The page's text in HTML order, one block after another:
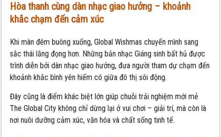
Hòa thanh cùng dàn nhạc giao hưởng – khoảnh
khắc chạm đến cảm xúc
Khi màn đêm buông xuống, Global Wishmas chuyển mình sang
sắc thái lắng đọng hơn. Những bản nhạc Giáng sinh bất hủ được
trình diễn bởi dàn nhạc giao hưởng, đưa người tham dự chạm đến
khoảnh khắc bình yên hiếm có giữa đô thị sôi động.
Đây cũng là điểm khác biệt lớn giúp chuỗi trải nghiệm mới mẻ
The Global City không chỉ dừng lại ở vui chơi – giải trí, mà còn là
nơi nuôi dưỡng cảm xúc, văn hóa và chất sống tinh tế.